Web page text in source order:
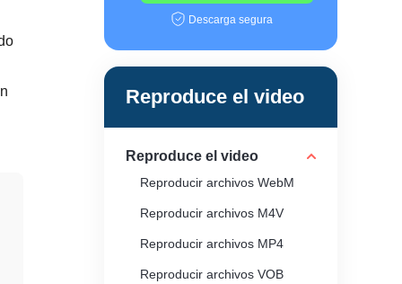
Descarga segura
Reproduce el video
Reproduce el video
Reproducir archivos WebM
Reproducir archivos M4V
Reproducir archivos MP4
Reproducir archivos VOB